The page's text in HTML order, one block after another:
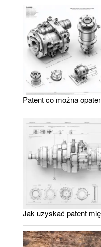
Patent co można
Jak uzyskać patent